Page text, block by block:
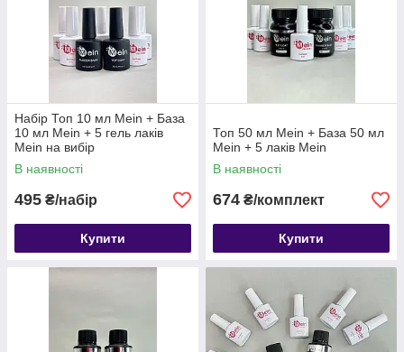
Набір Топ 10 мл Mein + База
10 мл Mein + 5 гель лаків
Mein на вибір
В наявності
495 ₴/набір
Купити
Топ 50 мл Mein + База 50 мл
Mein + 5 лаків Mein
В наявності
674 ₴/комплект
Купити